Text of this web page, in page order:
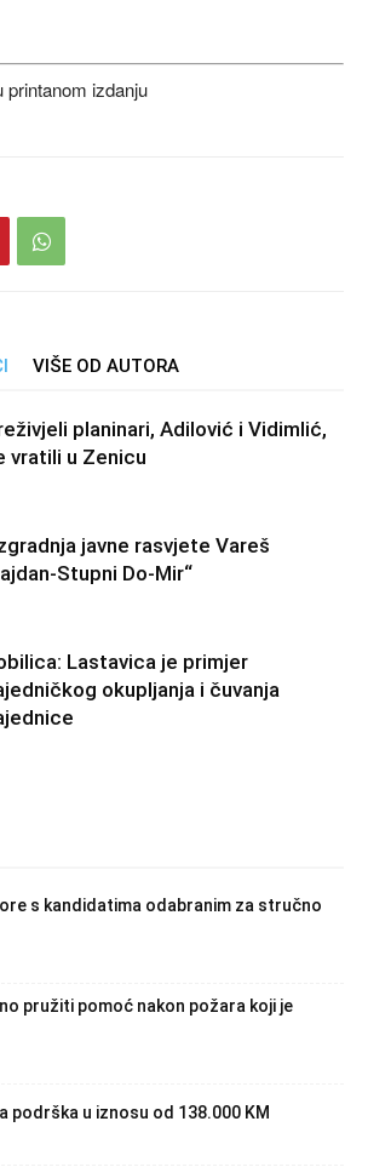
printanom izdanju
VIŠE OD AUTORA
planinari, Adilović i Vidimlić,
vratili u Zenicu
javne rasvjete Vareš
Stupni Do-Mir“
Lastavica je primjer
okupljanja i čuvanja
s kandidatima odabranim za stručno
pružiti pomoć nakon požara koji je
podrška u iznosu od 138.000 KM